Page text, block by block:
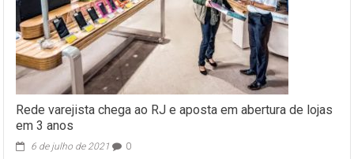
Rede varejista chega ao RJ e aposta em abertura de lojas
em 3 anos
6 de julho de 2021 0